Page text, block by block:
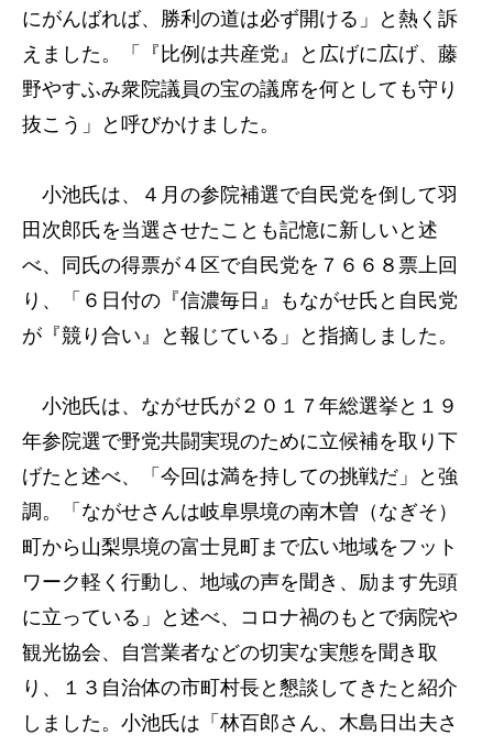
にがんばれば、勝利の道は必ず開ける」と熱く訴
えました。「『比例は共産党』と広げに広げ、藤
野やすふみ衆院議員の宝の議席を何としても守り
抜こう」と呼びかけました。
小池氏は、４月の参院補選で自民党を倒して羽
田次郎氏を当選させたことも記憶に新しいと述
べ、同氏の得票が４区で自民党を７６６８票上回
り、「６日付の『信濃毎日』もながせ氏と自民党
が『競り合い』と報じている」と指摘しました。
小池氏は、ながせ氏が２０１７年総選挙と１９
年参院選で野党共闘実現のために立候補を取り下
げたと述べ、「今回は満を持しての挑戦だ」と強
調。「ながせさんは岐阜県境の南木曽（なぎそ）
町から山梨県境の富士見町まで広い地域をフット
ワーク軽く行動し、地域の声を聞き、励ます先頭
に立っている」と述べ、コロナ禍のもとで病院や
観光協会、自営業者などの切実な実態を聞き取
り、１３自治体の市町村長と懇談してきたと紹介
しました。小池氏は「林百郎さん、木島日出夫さ